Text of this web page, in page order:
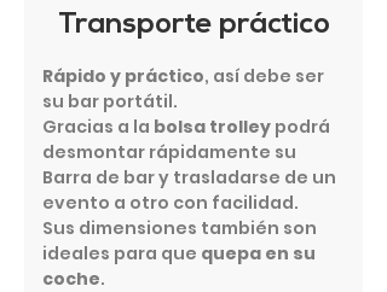
Transporte práctico
Rápido y práctico, así debe ser
su bar portátil.
Gracias a la bolsa trolley podrá
desmontar rápidamente su
Barra de bar y trasladarse de un
evento a otro con facilidad.
Sus dimensiones también son
ideales para que quepa en su
coche.